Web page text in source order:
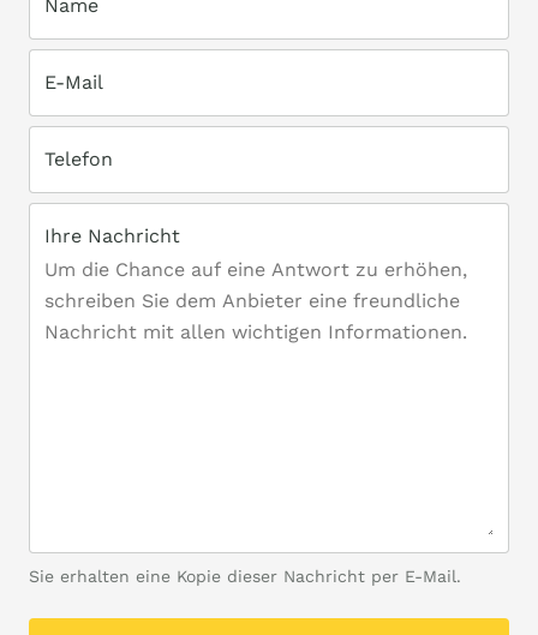
Name
E-Mail
Telefon
Ihre Nachricht
Sie erhalten eine Kopie dieser Nachricht per E-Mail.